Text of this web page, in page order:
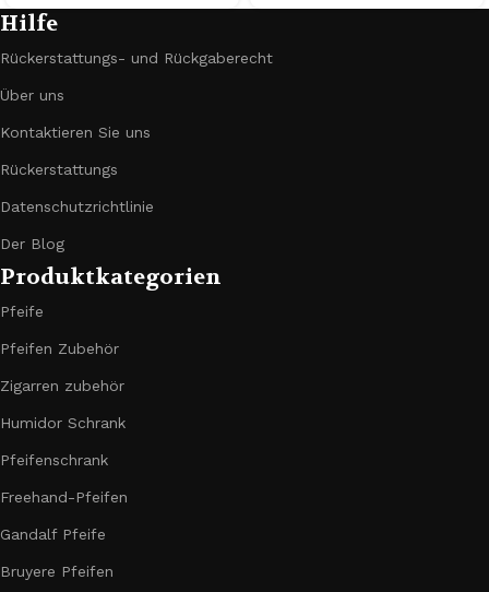
Hilfe
Rückerstattungs- und Rückgaberecht
Über uns
Kontaktieren Sie uns
Rückerstattungs
Datenschutzrichtlinie
Der Blog
Produktkategorien
Pfeife
Pfeifen Zubehör
Zigarren zubehör
Humidor Schrank
Pfeifenschrank
Freehand-Pfeifen
Gandalf Pfeife
Bruyere Pfeifen